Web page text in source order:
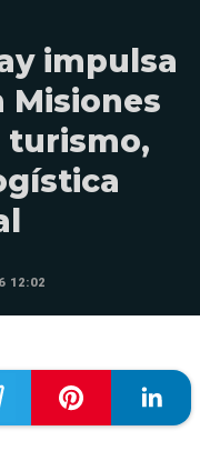
impulsa
Misiones
turismo,
12:02